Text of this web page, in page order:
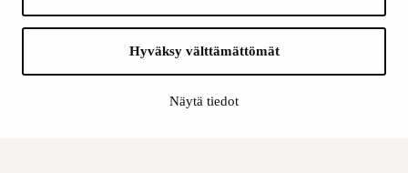
Hyväksy välttämättömät
Näytä tiedot
Suomen Kulttuurirahasto: